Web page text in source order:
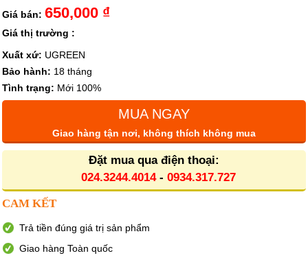
Giá bán: 650,000 ₫
Giá thị trường :
Xuất xứ: UGREEN
Bảo hành: 18 tháng
Tình trạng: Mới 100%
MUA NGAY
Giao hàng tận nơi, không thích không mua
Đặt mua qua điện thoại:
024.3244.4014- 0934.317.727
CAM KẾT
Trả tiền đúng giá trị sản phẩm
Giao hàng Toàn quốc